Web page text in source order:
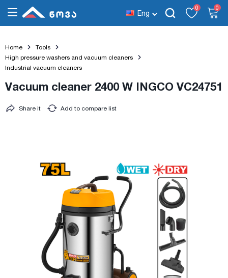
Eng
0 0
Home
Tools
High pressure washers and vacuum cleaners
Industrial vacuum cleaners
Vacuum cleaner 2400 W INGCO VC24751
Add to compare list
Share it